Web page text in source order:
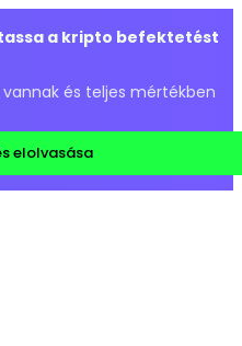
a kripto befektetést
és teljes mértékben
elolvasása